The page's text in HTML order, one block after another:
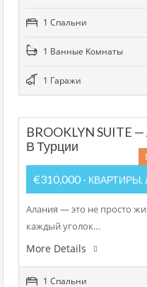
1 Cпальни
1 Bанные Kомнаты
1 Гаражи
BROOKLYN SUITE
В Турции
€310,000 - КВАРТИРЫ,
Алания — это не просто
каждый уголок…
More Details
1 Cпальни